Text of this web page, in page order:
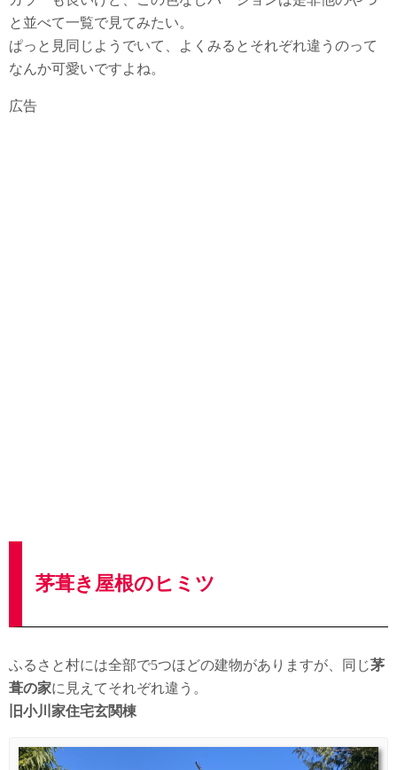
と並べて一覧で見てみたい。
ぱっと見同じようでいて、よくみるとそれぞれ違うのって
なんか可愛いですよね。
広告
茅葺き屋根のヒミツ
ふるさと村には全部で5つほどの建物がありますが、同じ茅
葺の家に見えてそれぞれ違う。
旧小川家住宅玄関棟